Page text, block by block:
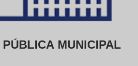
MUNICIPAL